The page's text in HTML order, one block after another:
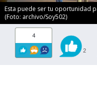
Esta puede ser tu oportunidad
(Foto: archivo/Soy502)
4
2